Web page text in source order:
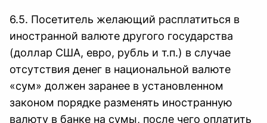
6.5. Посетитель желающий расплатиться в
иностранной валюте другого государства
(доллар США, евро, рубль и т.п.) в случае
отсутствия денег в национальной валюте
«сум» должен заранее в установленном
законом порядке разменять иностранную
валюту в банке на сумы, после чего оплатить